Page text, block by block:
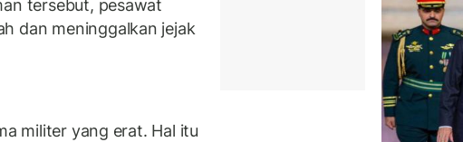
tersebut, pesawat
dan meninggalkan jejak
militer yang erat. Hal itu